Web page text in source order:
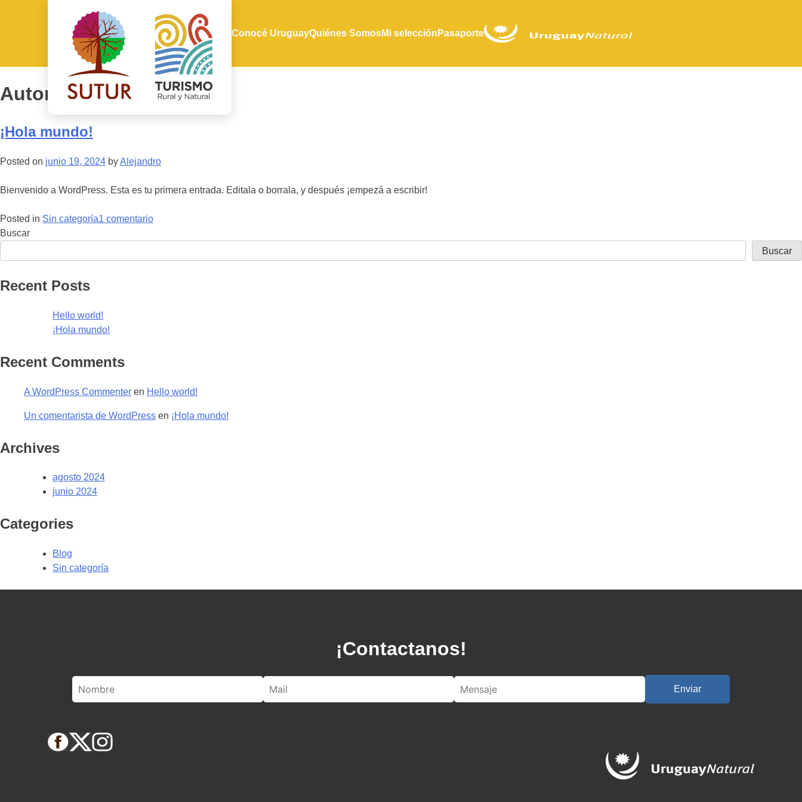
Conocé UruguayQuiénes SomosMi selección Pasaporte
Autor: Alejandro
¡Hola mundo!
Posted on junio 19, 2024 byAlejandro
Bienvenido a WordPress. Esta es tu primera entrada. Editala o borrala, y después ¡empezá a escribir!
Posted in Sin categoría1 comentarioen
Buscar
Buscar
Recent Posts
Hello world!
¡Hola mundo!
Recent Comments
A WordPress Commenter en Hello world!
Un comentarista de WordPress en ¡Hola mundo!
Archives
agosto 2024
junio 2024
Categories
Blog
Sin categoría
¡Contactanos!
Enviar